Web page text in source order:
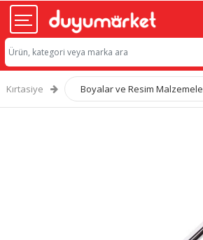
Kırtasiye Boyalar ve Resim